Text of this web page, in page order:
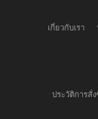
เกี่ยวกับเรา
ประวัติการสั่